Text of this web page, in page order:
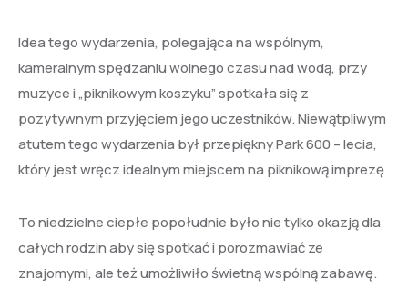
Idea tego wydarzenia, polegająca na wspólnym,
kameralnym spędzaniu wolnego czasu nad wodą, przy
muzyce i „piknikowym koszyku” spotkała się z
pozytywnym przyjęciem jego uczestników. Niewątpliwym
atutem tego wydarzenia był przepiękny Park 600 – lecia,
który jest wręcz idealnym miejscem na piknikową imprezę
To niedzielne ciepłe popołudnie było nie tylko okazją dla
całych rodzin aby się spotkać i porozmawiać ze
znajomymi, ale też umożliwiło świetną wspólną zabawę.